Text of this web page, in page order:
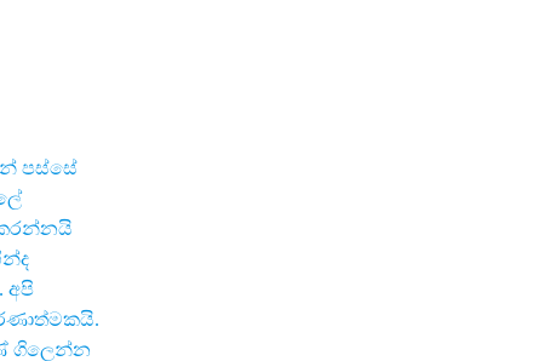
පස්සේ
කරන්නයි
අපි
ගිලෙන්න